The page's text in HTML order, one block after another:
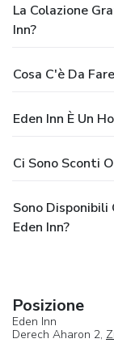
La Colazione
Inn?
Cosa C'è Da
Eden Inn È Un
Ci Sono Sconti
Sono Disponibili
Eden Inn?
Posizione
Eden Inn
Derech Aharon 2,